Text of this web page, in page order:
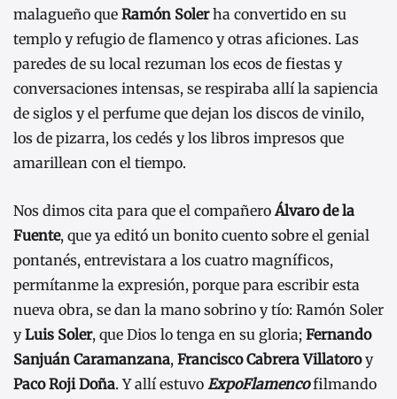
malagueño que Ramón Solerha convertido en su
templo y refugio de flamenco y otras aficiones. Las
paredes de su local rezuman los ecos de fiestas y
conversaciones intensas, se respiraba allí la sapiencia
de siglos y el perfume que dejan los discos de vinilo,
los de pizarra, los cedés y los libros impresos que
amarillean con el tiempo.
Nos dimos cita para que el compañero Álvaro de la
Fuente, que ya editó un bonito cuento sobre el genial
pontanés, entrevistara a los cuatro magníficos,
permítanme la expresión, porque para escribir esta
nueva obra, se dan la mano sobrino y tío: Ramón Soler
yLuis Soler, que Dios lo tenga en su gloria; Fernando
Sanjuán Caramanzana, Francisco Cabrera Villatoroy
Paco Roji Doña. Y allí estuvo ExpoFlamencofilmando